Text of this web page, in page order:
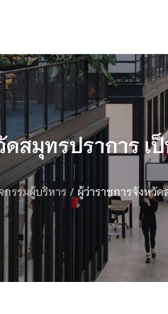
สมุทรปราการ เ
กรรมผู้บริหาร/ ผู้ว่าราชการจังหวัด